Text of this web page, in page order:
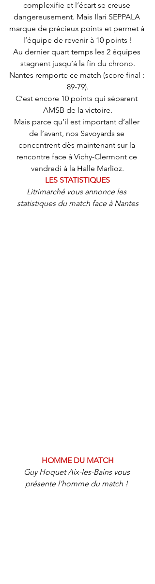
complexifie et l’écart se creuse
dangereusement. Mais Ilari SEPPALA
marque de précieux points et permet à
l’équipe de revenir à 10 points !
Au dernier quart temps les 2 équipes
stagnent jusqu’à la fin du chrono.
Nantes remporte ce match (score final :
89-79).
C’est encore 10 points qui séparent
AMSB de la victoire.
Mais parce qu’il est important d’aller
de l’avant, nos Savoyards se
concentrent dès maintenant sur la
rencontre face à Vichy-Clermont ce
vendredi à la Halle Marlioz.
LES STATISTIQUES
Litrimarché vous annonce les
statistiques du match face à Nantes
HOMME DU MATCH
Guy Hoquet Aix-les-Bains vous
présente l’homme du match !